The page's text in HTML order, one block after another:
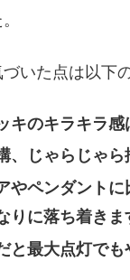
いた点は以下
キのキラキラ感
、じゃらじゃら
やペンダント
りに落ち着きま
と最大点灯でも